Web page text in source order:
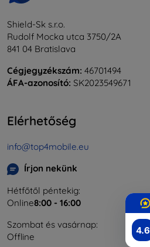
4.6
Shield-Sk s.r.o.
Rudolf Mocka utca 3750/2A
841 04 Bratislava
Cégjegyzékszám: 46701494
ÁFA-azonosító: SK2023549671
Elérhetőség
info@top4mobile.eu
Írjon nekünk
Hétfőtől péntekig:
Online8:00 - 16:00
Szombat és vasárnap:
Offline